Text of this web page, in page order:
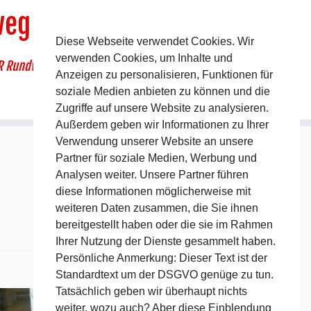
Rundwanderweg um Pommelsbrunn
Nächstes →
Diese Webseite verwendet Cookies. Wir
verwenden Cookies, um Inhalte und
Anzeigen zu personalisieren, Funktionen für
soziale Medien anbieten zu können und die
Zugriffe auf unsere Website zu analysieren.
Außerdem geben wir Informationen zu Ihrer
Verwendung unserer Website an unsere
Partner für soziale Medien, Werbung und
Analysen weiter. Unsere Partner führen
diese Informationen möglicherweise mit
weiteren Daten zusammen, die Sie ihnen
bereitgestellt haben oder die sie im Rahmen
Ihrer Nutzung der Dienste gesammelt haben.
Persönliche Anmerkung: Dieser Text ist der
Standardtext um der DSGVO genüge zu tun.
Tatsächlich geben wir überhaupt nichts
weiter, wozu auch? Aber diese Einblendung